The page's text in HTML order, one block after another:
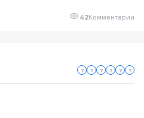
42Комментарии